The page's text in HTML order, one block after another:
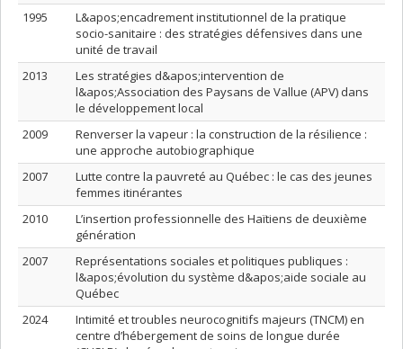
1995
L&apos;encadrement institutionnel de la pratique
socio-sanitaire : des stratégies défensives dans une
unité de travail
2013
Les stratégies d&apos;intervention de
l&apos;Association des Paysans de Vallue (APV) dans
le développement local
2009
Renverser la vapeur : la construction de la résilience :
une approche autobiographique
2007
Lutte contre la pauvreté au Québec : le cas des jeunes
femmes itinérantes
2010
L’insertion professionnelle des Haïtiens de deuxième
génération
2007
Représentations sociales et politiques publiques :
l&apos;évolution du système d&apos;aide sociale au
Québec
2024
Intimité et troubles neurocognitifs majeurs (TNCM) en
centre d’hébergement de soins de longue durée